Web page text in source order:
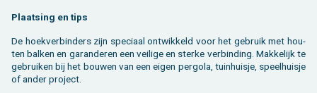
Plaat­sing en tips
De hoek­ver­bin­ders zijn spe­ci­aal ont­wik­keld voor het ge­bruik met hou­
ten bal­ken en ga­ran­de­ren een vei­li­ge en ster­ke ver­bin­ding. Mak­ke­lijk te
ge­brui­ken bij het bou­wen van een eigen per­go­la, tuin­huis­je, speel­huis­je
of ander pro­ject.